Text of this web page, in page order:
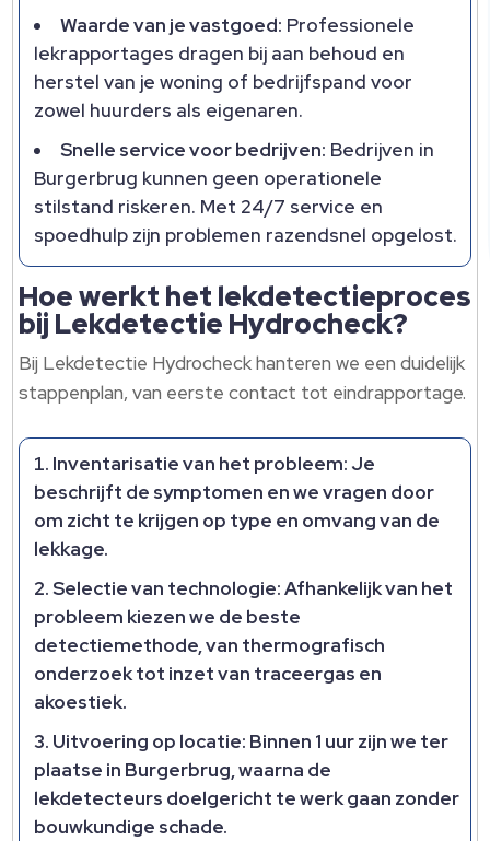
Waarde van je vastgoed: Professionele
lekrapportages dragen bij aan behoud en
herstel van je woning of bedrijfspand voor
zowel huurders als eigenaren.​
Snelle service voor bedrijven: Bedrijven in
Burgerbrug kunnen geen operationele
stilstand riskeren.​ Met 24/7 service en
spoedhulp zijn problemen razendsnel opgelost.​
Hoe werkt het lekdetectieproces
bij Lekdetectie Hydrocheck?
Bij Lekdetectie Hydrocheck hanteren we een duidelijk
stappenplan, van eerste contact tot eindrapportage.​
Inventarisatie van het probleem: Je
beschrijft de symptomen en we vragen door
om zicht te krijgen op type en omvang van de
lekkage.​
Selectie van technologie:Afhankelijk van het
probleem kiezen we de beste
detectiemethode, van thermografisch
onderzoek tot inzet van traceergas en
akoestiek.​
Uitvoering op locatie: Binnen 1 uur zijn we ter
plaatse in Burgerbrug, waarna de
lekdetecteurs doelgericht te werk gaan zonder
bouwkundige schade.​